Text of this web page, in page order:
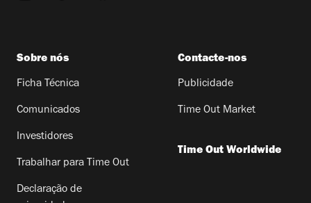
Sobre nós
Ficha Técnica
Comunicados
Investidores
Trabalhar para Time Out
Declaração de
Contacte-nos
Publicidade
Time Out Market
Time Out Worldwide